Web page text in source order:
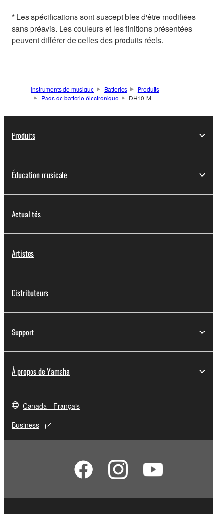
* Les spécifications sont susceptibles d'être modifiées
sans préavis. Les couleurs et les finitions présentées
peuvent différer de celles des produits réels.
Instruments de musique Batteries
Produits
Pads de batterie électronique
DH10-M
Produits
Éducation musicale
Actualités
Artistes
Distributeurs
Support
À propos de Yamaha
Canada - Français
Business